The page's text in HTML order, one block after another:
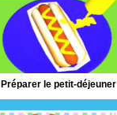
Préparer le petit-déjeuner